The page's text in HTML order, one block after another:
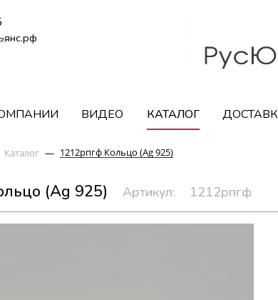
ВИДЕО КАТАЛОГ
Каталог — 1212рпгф Кольцо (Ag 925)
(Ag 925) Артикул: 1212рпгф